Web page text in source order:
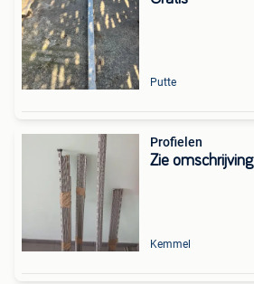
Putte
Profielen
Zie omschrijving
Kemmel